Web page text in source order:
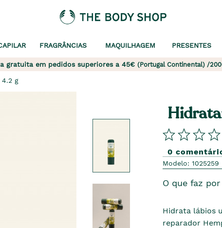
FRAGRÂNCIAS MAQUILHAGEM PRESENTES
gratuita em pedidos superiores a 45€ (Portugal Continental) /
4.2 g
0
Modelo: 1025259
O que faz
Hidrata lábios
reparador